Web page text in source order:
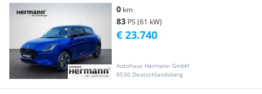
0 km
83 PS (61 kW)
Autohaus Hermann GmbH
8530 Deutschlandsberg
€ 23.740